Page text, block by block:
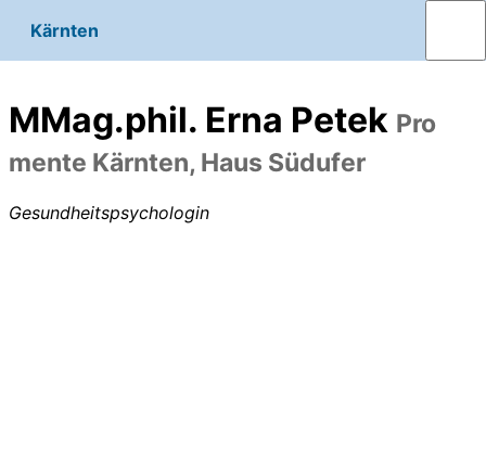
Kärnten
MMag.phil. Erna Petek Pro
mente Kärnten, Haus Südufer
Gesundheitspsychologin